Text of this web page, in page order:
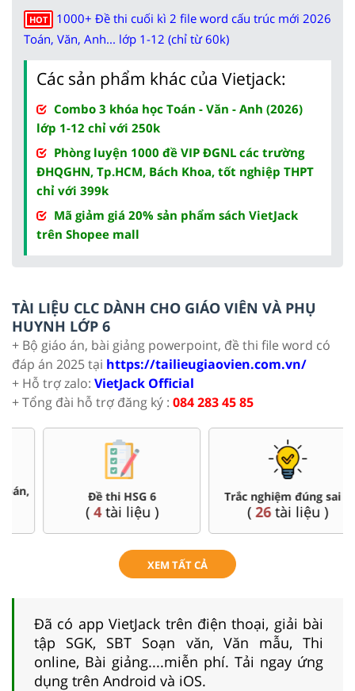
HOT
1000+ Đề thi cuối kì 2 file word cấu trúc mới 2026
Toán, Văn, Anh... lớp 1-12 (chỉ từ 60k)
Các sản phẩm khác của Vietjack:
Combo 3 khóa học Toán - Văn - Anh (2026)
lớp 1-12 chỉ với 250k
Phòng luyện 1000 đề VIP ĐGNL các trường
ĐHQGHN, Tp.HCM, Bách Khoa, tốt nghiệp THPT
chỉ với 399k
Mã giảm giá 20% sản phẩm sách VietJack
trên Shopee mall
TÀI LIỆU CLC DÀNH CHO GIÁO VIÊN VÀ PHỤ
HUYNH LỚP 6
+ Bộ giáo án, bài giảng powerpoint, đề thi file word có
đáp án 2025 tại https://tailieugiaovien.com.vn/
+ Hỗ trợ zalo: VietJack Official
+ Tổng đài hỗ trợ đăng ký : 084 283 45 85
Đề thi HSG 6
tài liệu )
Trắc nghiệm đúng sai 6
tài liệu )
XEM TẤT CẢ
Đã có app VietJack trên điện thoại, giải bài
tập SGK, SBT Soạn văn, Văn mẫu, Thi
online, Bài giảng....miễn phí. Tải ngay ứng
dụng trên Android và iOS.